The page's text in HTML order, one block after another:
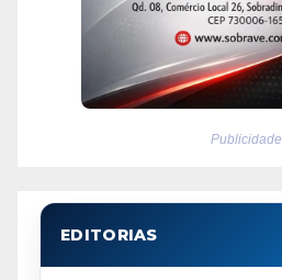
Publicidade